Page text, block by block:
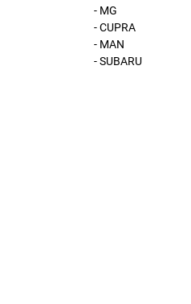
- MG
- CUPRA
- MAN
- SUBARU